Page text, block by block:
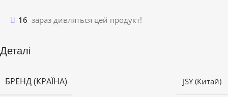
16 зараз дивляться цей продукт!
Деталі
БРЕНД (КРАЇНА) JSY (Китай)